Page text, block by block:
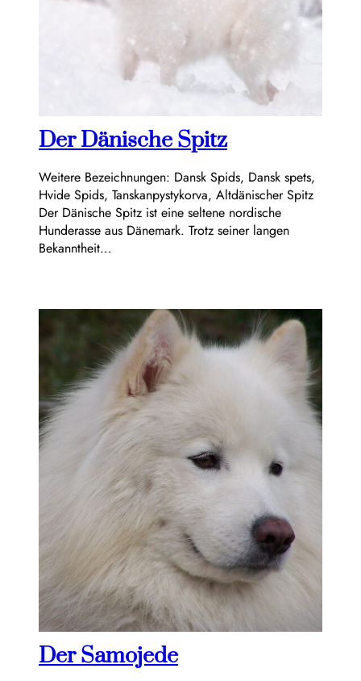
Der Dänische Spitz
Weitere Bezeichnungen: Dansk Spids, Dansk spets,
Hvide Spids, Tanskanpystykorva, Altdänischer Spitz
Der Dänische Spitz ist eine seltene nordische
Hunderasse aus Dänemark. Trotz seiner langen
Bekanntheit…
Der Samojede